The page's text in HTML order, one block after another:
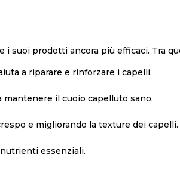
suoi prodotti ancora più efficaci. Tra
a riparare e rinforzare i capelli.
il cuoio capelluto sano.
e migliorando la texture dei capelli.
essenziali.